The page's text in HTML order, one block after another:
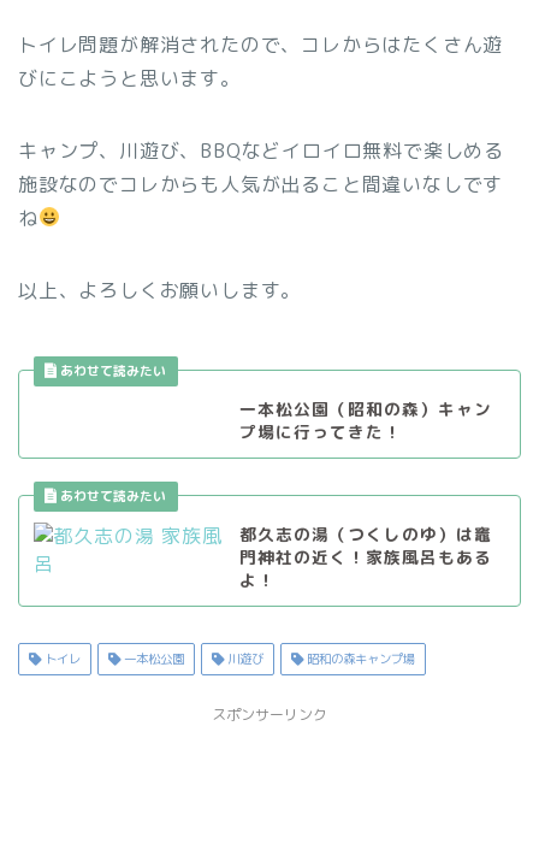
トイレ問題が解消されたので、コレからはたくさん遊
びにこようと思います。
キャンプ、川遊び、BBQなどイロイロ無料で楽しめる
施設なのでコレからも人気が出ること間違いなしです
ね
以上、よろしくお願いします。
一本松公園（昭和の森）キャン
プ場に行ってきた！
都久志の湯（つくしのゆ）は竈
門神社の近く！家族風呂もある
よ！
トイレ 一本松公園 川遊び 昭和の森キャンプ場
スポンサーリンク